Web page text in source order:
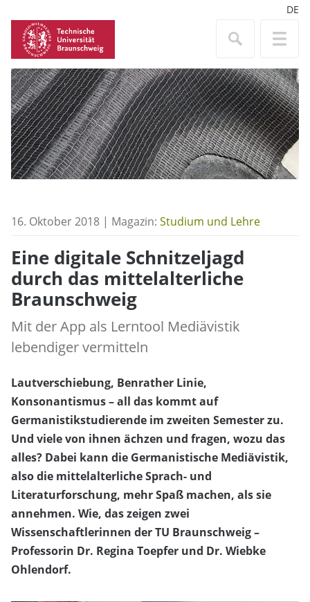
DE
16. Oktober 2018 | Magazin: Studium und Lehre
Eine digitale Schnitzeljagd
durch das mittelalterliche
Braunschweig
Mit der App als Lerntool Mediävistik
lebendiger vermitteln
Lautverschiebung, Benrather Linie,
Konsonantismus – all das kommt auf
Germanistikstudierende im zweiten Semester zu.
Und viele von ihnen ächzen und fragen, wozu das
alles? Dabei kann die Germanistische Mediävistik,
also die mittelalterliche Sprach- und
Literaturforschung, mehr Spaß machen, als sie
annehmen. Wie, das zeigen zwei
Wissenschaftlerinnen der TU Braunschweig –
Professorin Dr. Regina Toepfer und Dr. Wiebke
Ohlendorf.